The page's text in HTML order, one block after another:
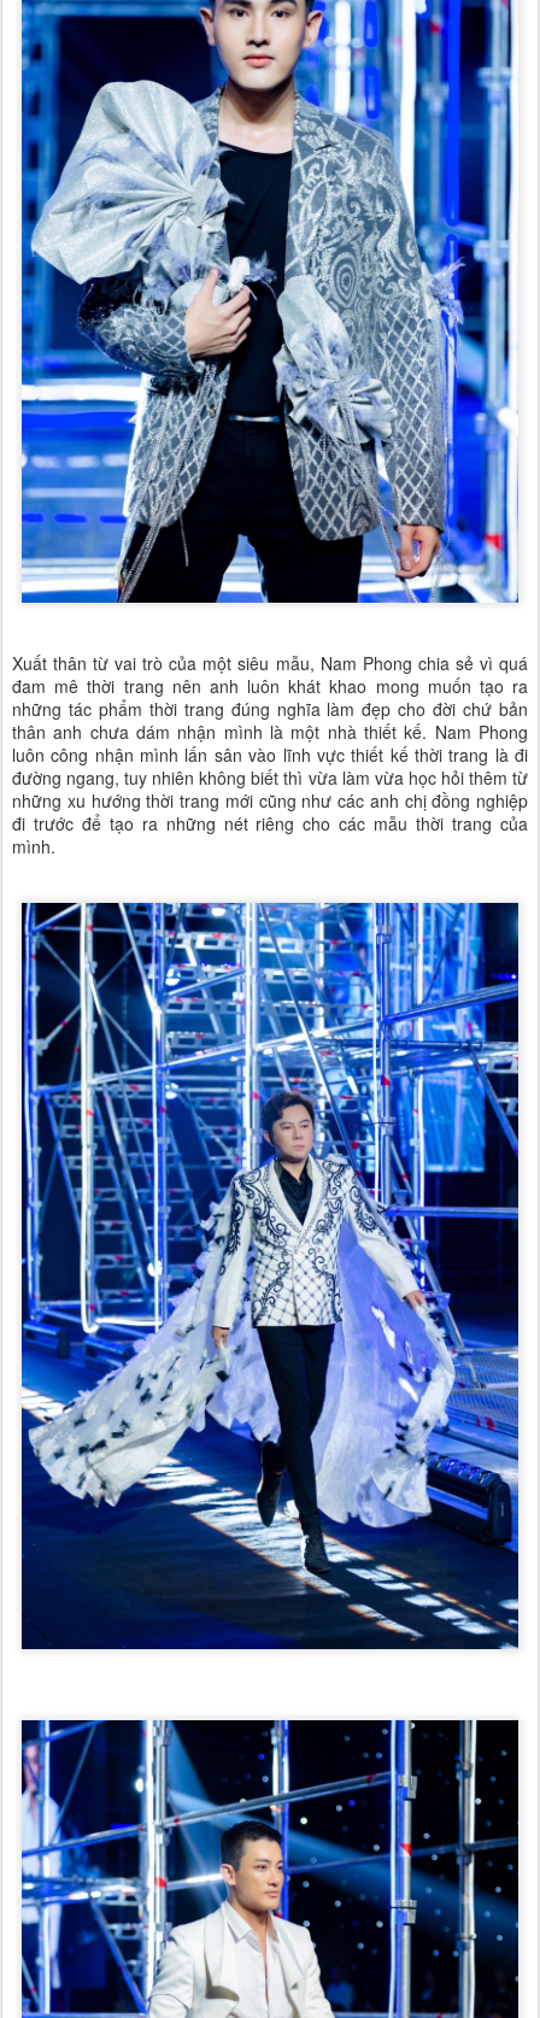
Xuất thân từ vai trò của một siêu mẫu, Nam Phong chia sẻ vì quá
đam mê thời trang nên anh luôn khát khao mong muốn tạo ra
những tác phẩm thời trang đúng nghĩa làm đẹp cho đời chứ bản
thân anh chưa dám nhận mình là một nhà thiết kế. Nam Phong
luôn công nhận mình lấn sân vào lĩnh vực thiết kế thời trang là đi
đường ngang, tuy nhiên không biết thì vừa làm vừa học hỏi thêm từ
những xu hướng thời trang mới cũng như các anh chị đồng nghiệp
đi trước để tạo ra những nét riêng cho các mẫu thời trang của
mình.